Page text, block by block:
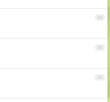
94
95
96